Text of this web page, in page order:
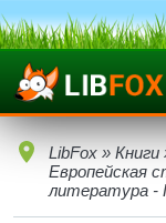
LibFox » Книги
Европейская
литература -